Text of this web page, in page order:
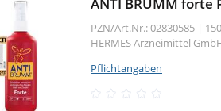
PZN/Art.Nr.: 02830585 |
HERMES Arzneimittel
Pflichtangaben